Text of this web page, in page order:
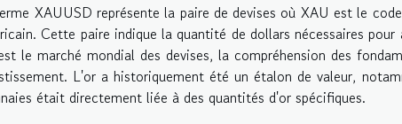
XAUUSD représente la paire de devises où XAU est le
Cette paire indique la quantité de dollars nécessaires
le marché mondial des devises, la compréhension des
L'or a historiquement été un étalon de valeur,
était directement liée à des quantités d'or spécifiques.